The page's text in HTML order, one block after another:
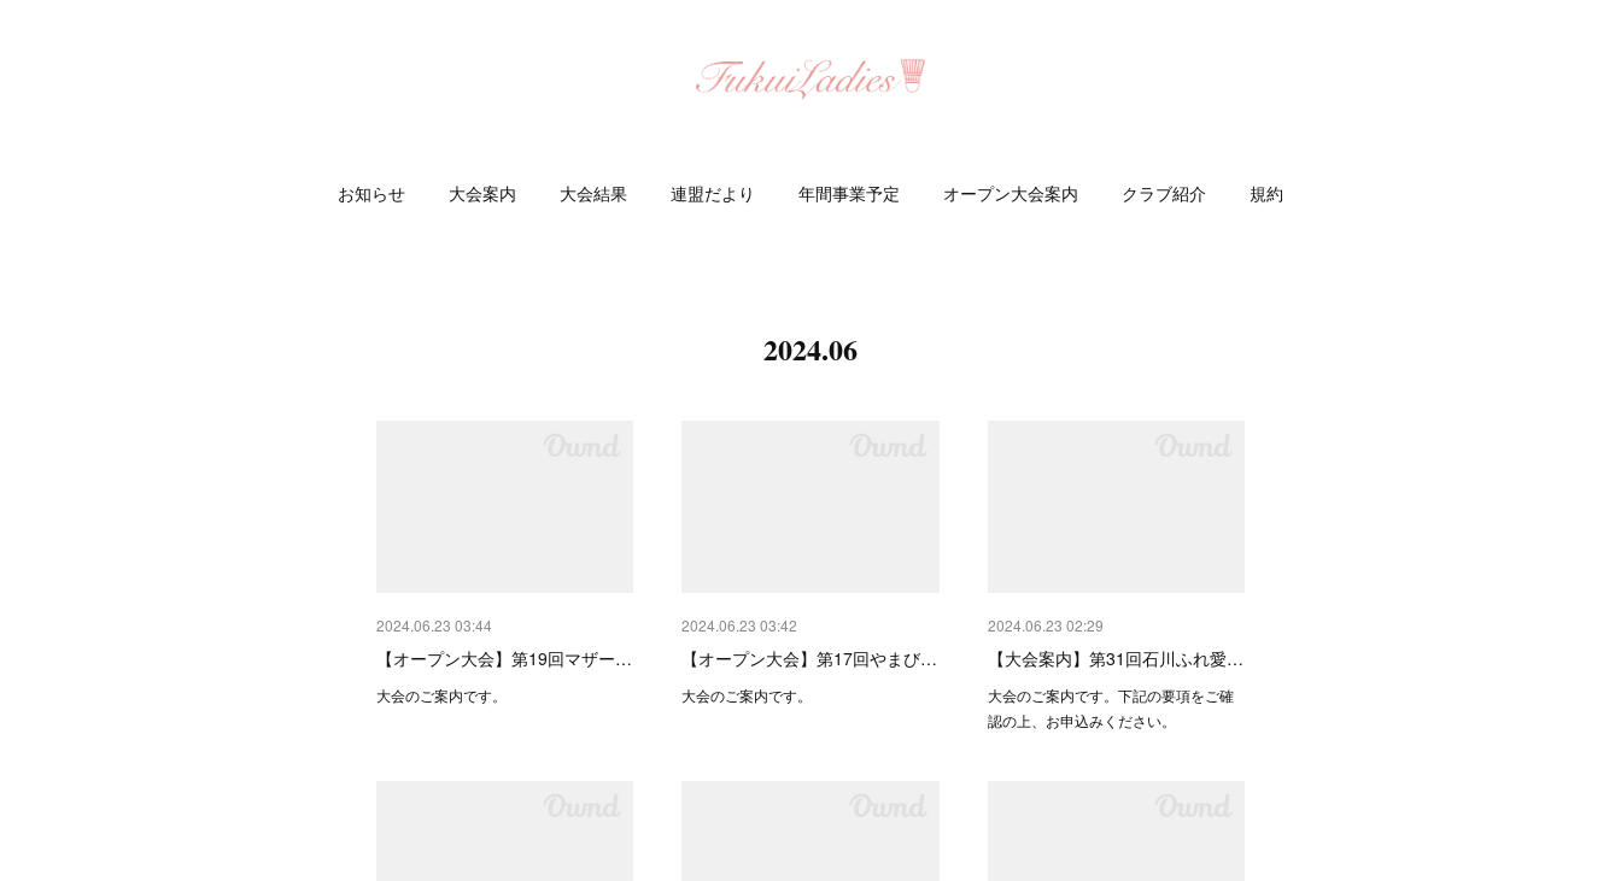
お知らせ 大会案内 大会結果 連盟だより 年間事業予定 オープン大会案内 クラブ紹介 規約
2024.06
2024.06.23 03:44
【オープン大会】第19回マザー…
大会のご案内です。
2024.06.23 03:42
【オープン大会】第17回やまび…
大会のご案内です。
2024.06.23 02:29
【大会案内】第31回石川ふれ愛…
大会のご案内です。下記の要項をご確
認の上、お申込みください。